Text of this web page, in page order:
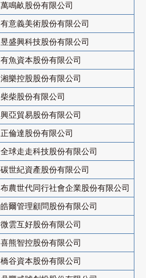
萬鳴畝股份有限公司
有意義美術股份有限公司
昱盛興科技股份有限公司
有魚資本股份有限公司
湘樂控股股份有限公司
柴柴股份有限公司
興亞貿易股份有限公司
正倫達股份有限公司
全球走走科技股份有限公司
碳世紀資產股份有限公司
布農世代同行社會企業股份有限公司
皓爾管理顧問股份有限公司
微雲互好股份有限公司
喜熊智控股份有限公司
橋谷資本股份有限公司